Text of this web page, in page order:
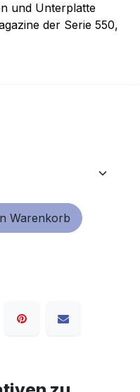
und Unterplatte
der Serie 550,
Warenkorb